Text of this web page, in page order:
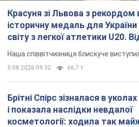
Красуня зі Львова з рекордом
історичну медаль для України
світу з легкої атлетики U20.
Наша співвітчизниця блискуче
9.08.2026 09:32 66,7 т.
Брітні Спірс зізналася в
і показала наслідки невдалої
косметології: ходила так